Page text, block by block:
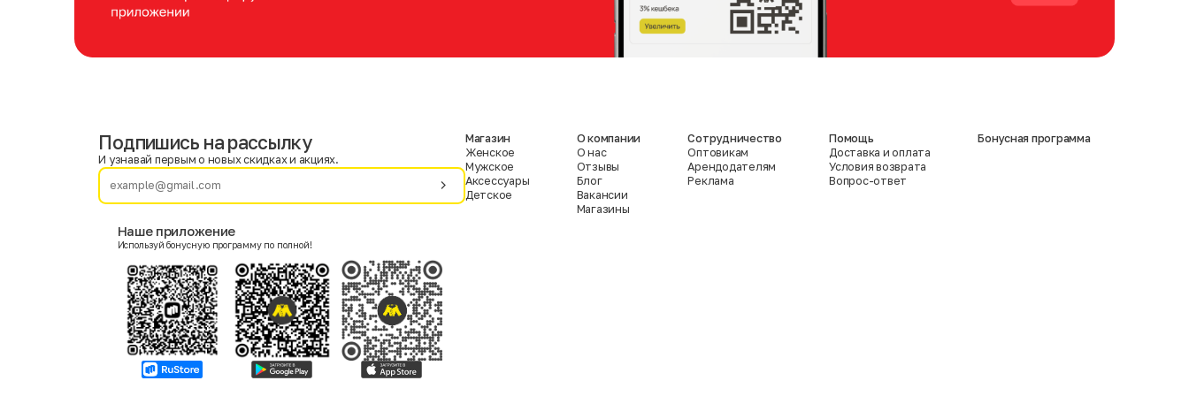
Фамилия
Женский
Согласие на получение чеков по электронной почте
Подпишись на рассылку
И узнавай первым о новых скидках и акциях.
Наше приложение
Используй бонусную программу по полной!
Магазин
Женское
Мужское
Аксессуары
Детское
О компании
О нас
Отзывы
Блог
Вакансии
Магазины
Сотрудничество
Оптовикам
Арендодателям
Реклама
Помощь
Доставка и оплата
Условия возврата
Вопрос-ответ
Бонусная программа